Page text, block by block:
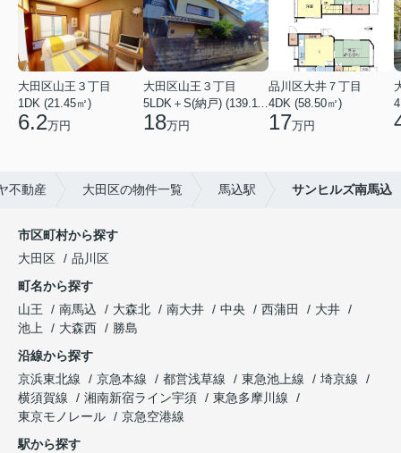
大田区山王３丁目
1DK (21.45㎡)
6.2万円
大田区山王３丁目
18万円
品川区大井７丁目
4DK (58.50㎡)
17万円
不動産 大田区の物件一覧 馬込駅 サンヒルズ南馬込
市区町村から探す
大田区
品川区
町名から探す
山王
南馬込 大森北 南大井 中央 西蒲田
大井
池上
大森西
勝島
沿線から探す
京浜東北線
京急本線 都営浅草線 東急池上線
埼京線
横須賀線
湘南新宿ライン宇須
東急多摩川線
東京モノレール
京急空港線
駅から探す